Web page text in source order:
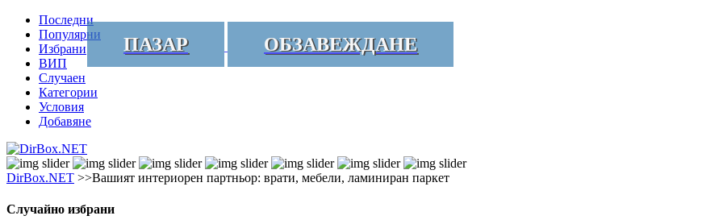
Последни
Популярни
Избрани
ВИП
Случаен
Категории
Условия
Добавяне
ПАЗАР ОБЗАВЕЖДАНЕ
DirBox.NET >>Вашият интериорен партньор: врати, мебели, ламиниран паркет
Случайно избрани